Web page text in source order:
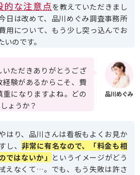
的な注意点を教えていただきまし
日は改めて、品川めぐみ調査事務所
用について、もう少し突っ込んでお
いのです。
ただきありがとうござ
経験があるからこそ、費
になりますよね。どの
ょうか？
はり、品川さんは看板もよくお見か
し、非常に有名なので、「料金も相
ではないか」 というイメージがどう
えなくて…。でも、もう失敗は許さ